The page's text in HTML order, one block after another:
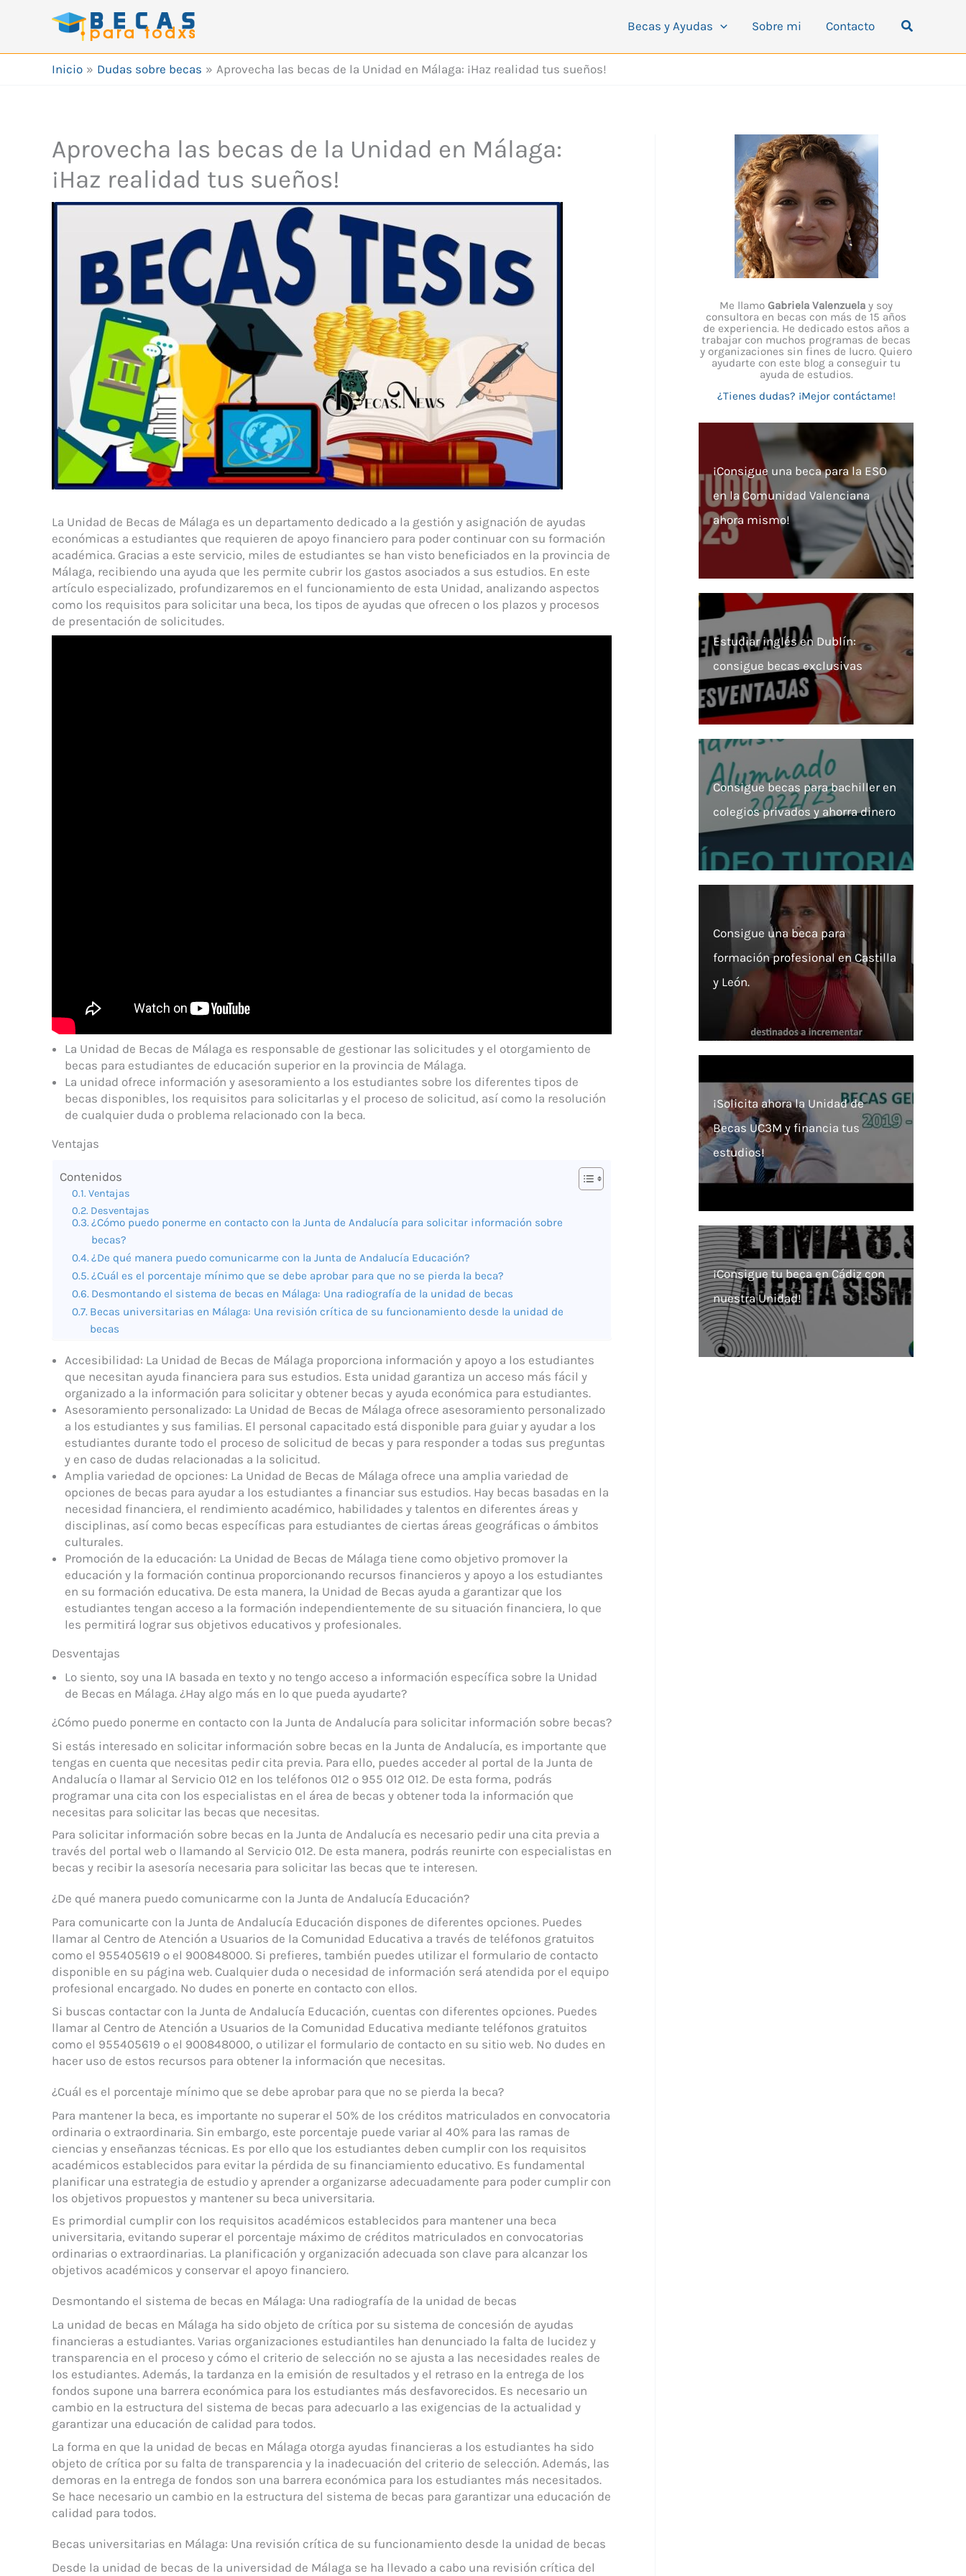
Becas y Ayudas Sobre mi Contacto Buscar
Inicio Dudas sobre becas Aprovecha las becas de la Unidad en Málaga: ¡Haz realidad tus sueños!
Aprovecha las becas de la Unidad en Málaga:
¡Haz realidad tus sueños!
La Unidad de Becas de Málaga es un departamento dedicado a la gestión y asignación de ayudas
económicas a estudiantes que requieren de apoyo financiero para poder continuar con su formación
académica. Gracias a este servicio, miles de estudiantes se han visto beneficiados en la provincia de
Málaga, recibiendo una ayuda que les permite cubrir los gastos asociados a sus estudios. En este
artículo especializado, profundizaremos en el funcionamiento de esta Unidad, analizando aspectos
como los requisitos para solicitar una beca, los tipos de ayudas que ofrecen o los plazos y procesos
de presentación de solicitudes.
La Unidad de Becas de Málaga es responsable de gestionar las solicitudes y el otorgamiento de
becas para estudiantes de educación superior en la provincia de Málaga.
La unidad ofrece información y asesoramiento a los estudiantes sobre los diferentes tipos de
becas disponibles, los requisitos para solicitarlas y el proceso de solicitud, así como la resolución
de cualquier duda o problema relacionado con la beca.
Ventajas
Contenidos
Ventajas
Desventajas
¿Cómo puedo ponerme en contacto con la Junta de Andalucía para solicitar información sobre
becas?
¿De qué manera puedo comunicarme con la Junta de Andalucía Educación?
¿Cuál es el porcentaje mínimo que se debe aprobar para que no se pierda la beca?
Desmontando el sistema de becas en Málaga: Una radiografía de la unidad de becas
Becas universitarias en Málaga: Una revisión crítica de su funcionamiento desde la unidad de
becas
Accesibilidad: La Unidad de Becas de Málaga proporciona información y apoyo a los estudiantes
que necesitan ayuda financiera para sus estudios. Esta unidad garantiza un acceso más fácil y
organizado a la información para solicitar y obtener becas y ayuda económica para estudiantes.
Asesoramiento personalizado: La Unidad de Becas de Málaga ofrece asesoramiento personalizado
a los estudiantes y sus familias. El personal capacitado está disponible para guiar y ayudar a los
estudiantes durante todo el proceso de solicitud de becas y para responder a todas sus preguntas
y en caso de dudas relacionadas a la solicitud.
Amplia variedad de opciones: La Unidad de Becas de Málaga ofrece una amplia variedad de
opciones de becas para ayudar a los estudiantes a financiar sus estudios. Hay becas basadas en la
necesidad financiera, el rendimiento académico, habilidades y talentos en diferentes áreas y
disciplinas, así como becas específicas para estudiantes de ciertas áreas geográficas o ámbitos
culturales.
Promoción de la educación: La Unidad de Becas de Málaga tiene como objetivo promover la
educación y la formación continua proporcionando recursos financieros y apoyo a los estudiantes
en su formación educativa. De esta manera, la Unidad de Becas ayuda a garantizar que los
estudiantes tengan acceso a la formación independientemente de su situación financiera, lo que
les permitirá lograr sus objetivos educativos y profesionales.
Desventajas
Lo siento, soy una IA basada en texto y no tengo acceso a información específica sobre la Unidad
de Becas en Málaga. ¿Hay algo más en lo que pueda ayudarte?
¿Cómo puedo ponerme en contacto con la Junta de Andalucía para solicitar información sobre becas?
Si estás interesado en solicitar información sobre becas en la Junta de Andalucía, es importante que
tengas en cuenta que necesitas pedir cita previa. Para ello, puedes acceder al portal de la Junta de
Andalucía o llamar al Servicio 012 en los teléfonos 012 o 955 012 012. De esta forma, podrás
programar una cita con los especialistas en el área de becas y obtener toda la información que
necesitas para solicitar las becas que necesitas.
Para solicitar información sobre becas en la Junta de Andalucía es necesario pedir una cita previa a
través del portal web o llamando al Servicio 012. De esta manera, podrás reunirte con especialistas en
becas y recibir la asesoría necesaria para solicitar las becas que te interesen.
¿De qué manera puedo comunicarme con la Junta de Andalucía Educación?
Para comunicarte con la Junta de Andalucía Educación dispones de diferentes opciones. Puedes
llamar al Centro de Atención a Usuarios de la Comunidad Educativa a través de teléfonos gratuitos
como el 955405619 o el 900848000. Si prefieres, también puedes utilizar el formulario de contacto
disponible en su página web. Cualquier duda o necesidad de información será atendida por el equipo
profesional encargado. No dudes en ponerte en contacto con ellos.
Si buscas contactar con la Junta de Andalucía Educación, cuentas con diferentes opciones. Puedes
llamar al Centro de Atención a Usuarios de la Comunidad Educativa mediante teléfonos gratuitos
como el 955405619 o el 900848000, o utilizar el formulario de contacto en su sitio web. No dudes en
hacer uso de estos recursos para obtener la información que necesitas.
¿Cuál es el porcentaje mínimo que se debe aprobar para que no se pierda la beca?
Para mantener la beca, es importante no superar el 50% de los créditos matriculados en convocatoria
ordinaria o extraordinaria. Sin embargo, este porcentaje puede variar al 40% para las ramas de
ciencias y enseñanzas técnicas. Es por ello que los estudiantes deben cumplir con los requisitos
académicos establecidos para evitar la pérdida de su financiamiento educativo. Es fundamental
planificar una estrategia de estudio y aprender a organizarse adecuadamente para poder cumplir con
los objetivos propuestos y mantener su beca universitaria.
Es primordial cumplir con los requisitos académicos establecidos para mantener una beca
universitaria, evitando superar el porcentaje máximo de créditos matriculados en convocatorias
ordinarias o extraordinarias. La planificación y organización adecuada son clave para alcanzar los
objetivos académicos y conservar el apoyo financiero.
Desmontando el sistema de becas en Málaga: Una radiografía de la unidad de becas
La unidad de becas en Málaga ha sido objeto de crítica por su sistema de concesión de ayudas
financieras a estudiantes. Varias organizaciones estudiantiles han denunciado la falta de lucidez y
transparencia en el proceso y cómo el criterio de selección no se ajusta a las necesidades reales de
los estudiantes. Además, la tardanza en la emisión de resultados y el retraso en la entrega de los
fondos supone una barrera económica para los estudiantes más desfavorecidos. Es necesario un
cambio en la estructura del sistema de becas para adecuarlo a las exigencias de la actualidad y
garantizar una educación de calidad para todos.
La forma en que la unidad de becas en Málaga otorga ayudas financieras a los estudiantes ha sido
objeto de crítica por su falta de transparencia y la inadecuación del criterio de selección. Además, las
demoras en la entrega de fondos son una barrera económica para los estudiantes más necesitados.
Se hace necesario un cambio en la estructura del sistema de becas para garantizar una educación de
calidad para todos.
Becas universitarias en Málaga: Una revisión crítica de su funcionamiento desde la unidad de becas
Desde la unidad de becas de la universidad de Málaga se ha llevado a cabo una revisión crítica del
Me llamo Gabriela Valenzuela y soy
consultora en becas con más de 15 años
de experiencia. He dedicado estos años a
trabajar con muchos programas de becas
y organizaciones sin fines de lucro. Quiero
ayudarte con este blog a conseguir tu
ayuda de estudios.
¿Tienes dudas? ¡Mejor contáctame!
¡Consigue una beca para la ESO
en la Comunidad Valenciana
ahora mismo!
Estudiar inglés en Dublín:
consigue becas exclusivas
Consigue becas para bachiller en
colegios privados y ahorra dinero
Consigue una beca para
formación profesional en Castilla
y León.
¡Solicita ahora la Unidad de
Becas UC3M y financia tus
estudios!
¡Consigue tu beca en Cádiz con
nuestra Unidad!